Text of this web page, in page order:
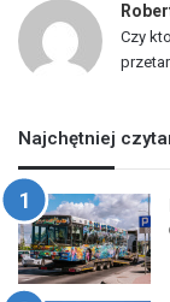
Czy
Najchętniej